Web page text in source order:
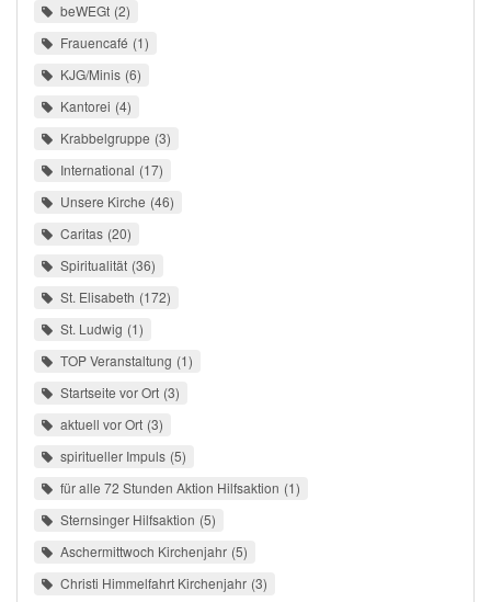
beWEGt 2
Frauencafé 1
KJG/Minis 6
Kantorei 4
Krabbelgruppe 3
International 17
Unsere Kirche 46
Caritas 20
Spiritualität 36
St. Elisabeth 172
St. Ludwig 1
TOP Veranstaltung 1
Startseite vor Ort 3
aktuell vor Ort 3
spiritueller Impuls 5
für alle 72 Stunden Aktion Hilfsaktion 1
Sternsinger Hilfsaktion 5
Aschermittwoch Kirchenjahr 5
Christi Himmelfahrt Kirchenjahr 3